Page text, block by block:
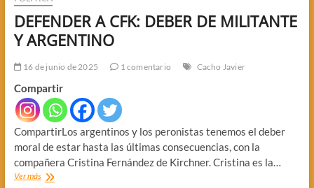
DEFENDER A CFK: DEBER DE MILITANTE
Y ARGENTINO
16 de junio de 2025 1 comentario Cacho Javier
Compartir
CompartirLos argentinos y los peronistas tenemos el deber
moral de estar hasta las últimas consecuencias, con la
compañera Cristina Fernández de Kirchner. Cristina es la…
Ver másDEFENDER